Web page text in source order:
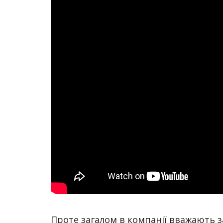
Проте загалом в компанії вважають